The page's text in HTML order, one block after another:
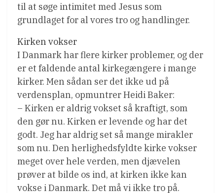
til at søge intimitet med Jesus som
grundlaget for al vores tro og handlinger.
Kirken vokser
I Danmark har flere kirker problemer, og der
er et faldende antal kirkegængere i mange
kirker. Men sådan ser det ikke ud på
verdensplan, opmuntrer Heidi Baker:
– Kirken er aldrig vokset så kraftigt, som
den gør nu. Kirken er levende og har det
godt. Jeg har aldrig set så mange mirakler
som nu. Den herlighedsfyldte kirke vokser
meget over hele verden, men djævelen
prøver at bilde os ind, at kirken ikke kan
vokse i Danmark. Det må vi ikke tro på.